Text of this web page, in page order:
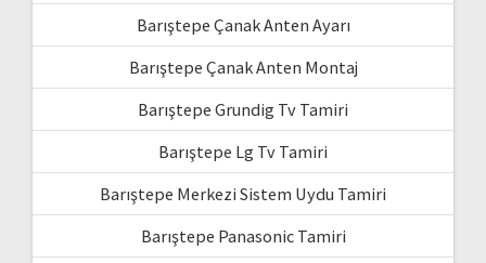
Barıştepe Çanak Anten Ayarı
Barıştepe Çanak Anten Montaj
Barıştepe Grundig Tv Tamiri
Barıştepe Lg Tv Tamiri
Barıştepe Merkezi Sistem Uydu Tamiri
Barıştepe Panasonic Tamiri